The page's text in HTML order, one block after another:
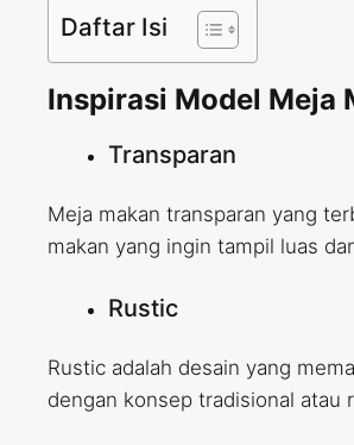
Daftar Isi
Inspirasi Model Meja
Transparan
Meja makan transparan yang
makan yang ingin tampil luas
Rustic
Rustic adalah desain yang
dengan konsep tradisional atau